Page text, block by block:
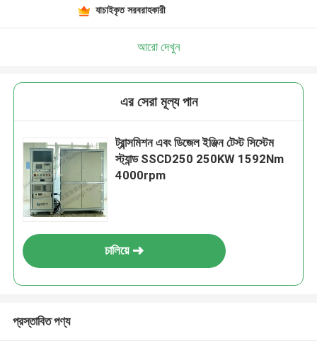
যাচাইকৃত সরবরাহকারী
আরো দেখুন
এর সেরা মূল্য পান
ট্রান্সমিশন এবং ডিজেল ইঞ্জিন টেস্ট সিস্টেম
স্ট্যান্ড SSCD250 250KW 1592Nm
4000rpm
চালিয়ে
প্রস্তাবিত পণ্য